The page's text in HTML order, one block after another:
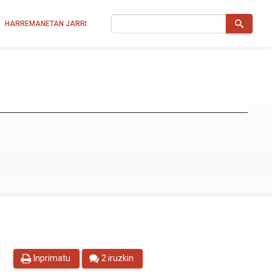
HARREMANETAN JARRI
Inprimatu 2 iruzkin